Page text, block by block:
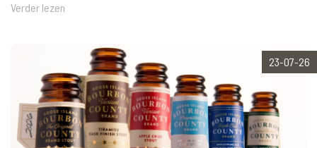
Verder lezen
23-07-26